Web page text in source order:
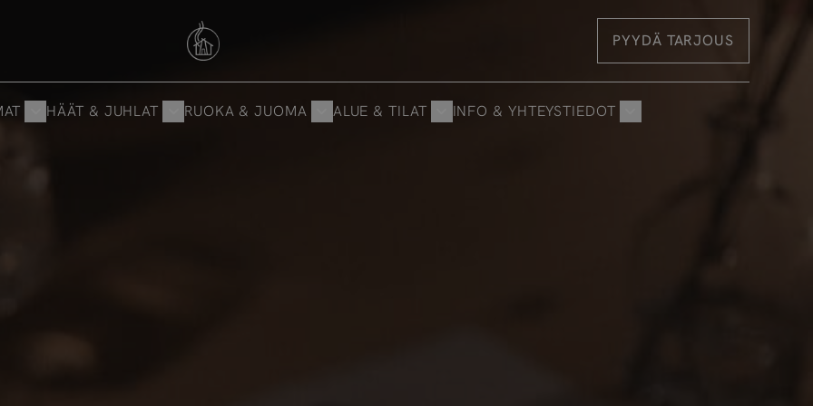
PYYDÄ TARJOUS
HÄÄT & JUHLAT RUOKA & JUOMA ALUE & TILAT INFO & YHTEYSTIEDOT